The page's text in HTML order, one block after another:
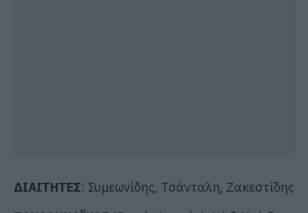
ΔΙΑΙΤΗΤΕΣ: Συμεωνίδης, Τσάνταλη, Ζακεστίδης